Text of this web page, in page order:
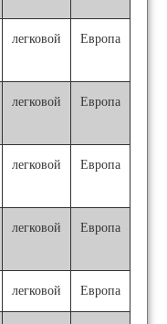
легковой Европа
легковой Европа
легковой Европа
легковой Европа
легковой Европа